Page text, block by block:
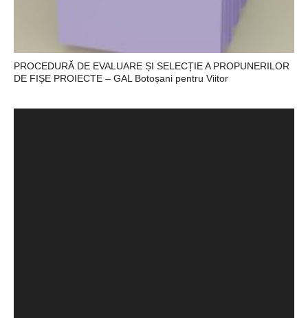
PROCEDURĂ DE EVALUARE ȘI SELECȚIE A PROPUNERILOR
DE FIȘE PROIECTE – GAL Botoșani pentru Viitor